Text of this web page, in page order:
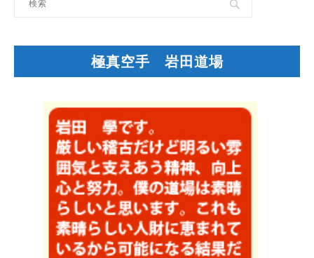
極真空手 岩田道場